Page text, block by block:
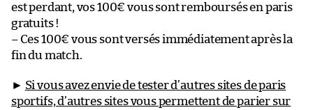
est perdant, vos 100€ vous sont remboursés en paris
gratuits !
– Ces 100€ vous sont versés immédiatement après la
fin du match.
► Si vous avez envie de tester d’autres sites de paris
sportifs, d’autres sites vous permettent de parier sur